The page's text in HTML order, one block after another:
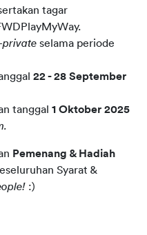
tagar
private selama periode
22 - 28 September
tanggal 1 Oktober 2025
Pemenang & Hadiah
Syarat &
:)